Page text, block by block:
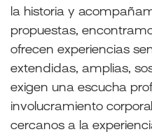
la historia y
propuestas,
ofrecen experiencias
extendidas, amplias,
exigen una escucha
involucramiento
cercanos a la